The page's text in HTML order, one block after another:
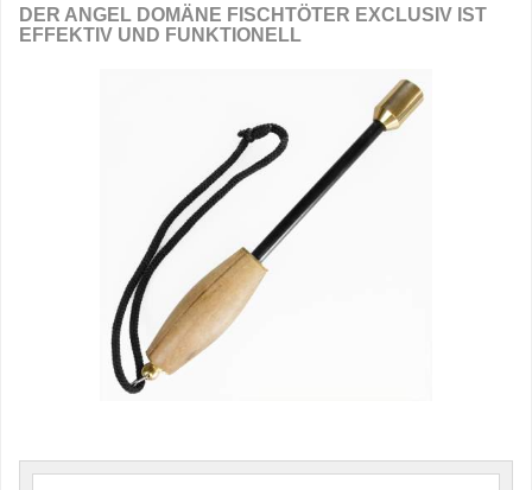
DER ANGEL DOMÄNE FISCHTÖTER EXCLUSIV IST
EFFEKTIV UND FUNKTIONELL